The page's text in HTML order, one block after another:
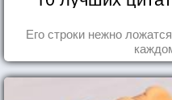
Его строки нежно